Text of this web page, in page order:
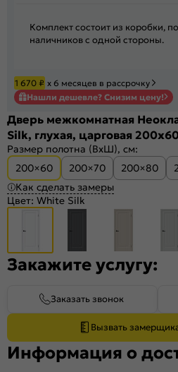
Комплект состоит из коробки,
наличников с одной стороны.
1 670 ₽ х 6 месяцев в рассрочку
Нашли дешевле? Снизим цену!
Дверь межкомнатная
Silk, глухая, царговая 200x60
Размер полотна (ВхШ), см:
200×60
200×70 200×80
Как сделать замеры
Цвет: White Silk
Закажите услугу:
Заказать звонок
Вызвать
Информация о